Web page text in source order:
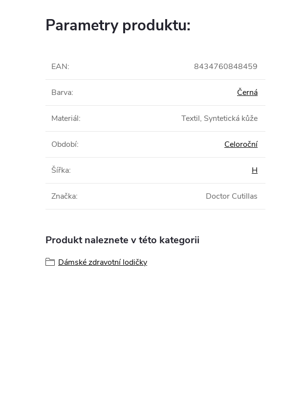
Parametry produktu:
EAN: 8434760848459
Barva: Černá
Materiál: Textil, Syntetická kůže
Období: Celoroční
Šířka: H
Značka: Doctor Cutillas
Produkt naleznete v této kategorii
Dámské zdravotní lodičky